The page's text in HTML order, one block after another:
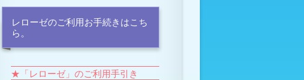
レローゼのご利用お手続きはこち
ら。
★「レローゼ」のご利用手引き